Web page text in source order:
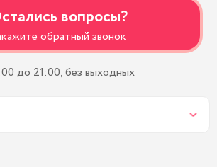
вопросы?
обратный звонок
до 21:00, без выходных